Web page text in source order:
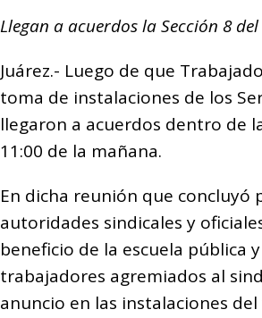
c
e
b
o
o
k
at
s
A
p
p
ss
e
n
g
e
ai
l
p
y
Li
n
p
Llegan a acuerdos la Sección 8
Juárez.- Luego de que
toma de instalaciones de los
llegaron a acuerdos dentro de
11:00 de la mañana.
En dicha reunión que concluyó
autoridades sindicales y
beneficio de la escuela pública
trabajadores agremiados al
anuncio en las instalaciones del